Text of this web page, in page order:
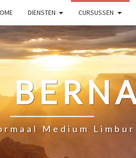
DIENSTEN CURSUSSEN
Medium